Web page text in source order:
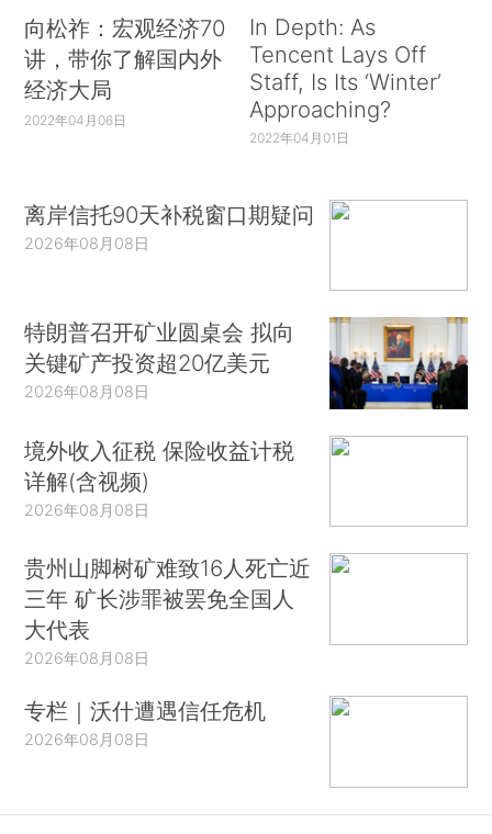
向松祚：宏观经济70
讲，带你了解国内外
经济大局
2022年04月06日
In Depth: As
Tencent Lays Off
Staff, Is Its ‘Winter’
Approaching?
2022年04月01日
离岸信托90天补税窗口期疑问
2026年08月08日
特朗普召开矿业圆桌会 拟向
关键矿产投资超20亿美元
2026年08月08日
境外收入征税 保险收益计税
详解(含视频)
2026年08月08日
贵州山脚树矿难致16人死亡近
三年 矿长涉罪被罢免全国人
大代表
2026年08月08日
专栏｜沃什遭遇信任危机
2026年08月08日